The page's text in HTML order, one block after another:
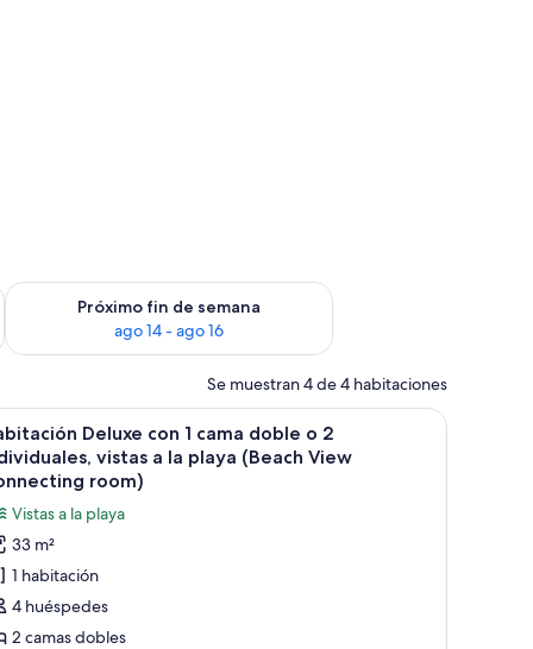
semana, ago 7 - ago 9
Próximo fin de semana
ago 14 - ago 16
Consulta la disponibilidad para el próximo fin de semana,
Se muestran 4 de 4 habitaciones
y un ventanal. Un hotel de varios niveles con balcones,
1
Deluxe con 1 cama doble o 2
vistas a la playa (Beach View
room)
Vistas a la playa
33 m²
1 habitación
4 huéspedes
2 camas dobles